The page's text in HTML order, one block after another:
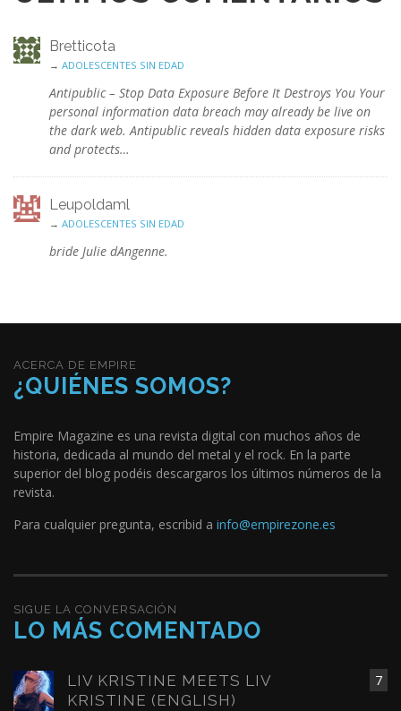
Bretticota
→ ADOLESCENTES SIN EDAD
Antipublic – Stop Data Exposure Before It Destroys You Your
personal information data breach may already be live on
the dark web. Antipublic reveals hidden data exposure risks
and protects…
Leupoldaml
→ ADOLESCENTES SIN EDAD
bride Julie dAngenne.
ACERCA DE EMPIRE
¿QUIÉNES SOMOS?
Empire Magazine es una revista digital con muchos años de
historia, dedicada al mundo del metal y el rock. En la parte
superior del blog podéis descargaros los últimos números de la
revista.
Para cualquier pregunta, escribid a info@empirezone.es
SIGUE LA CONVERSACIÓN
LO MÁS COMENTADO
7
LIV KRISTINE MEETS LIV
KRISTINE (ENGLISH)